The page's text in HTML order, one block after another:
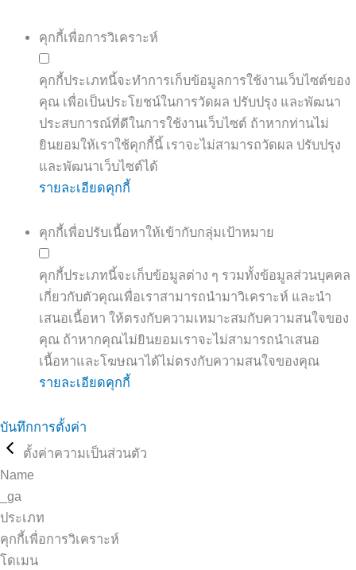
คุกกี้เพื่อการวิเคราะห์
คุกกี้ประเภทนี้จะทำการเก็บข้อมูลการใช้งานเว็บไซต์ของ
คุณ เพื่อเป็นประโยชน์ในการวัดผล ปรับปรุง และพัฒนา
ประสบการณ์ที่ดีในการใช้งานเว็บไซต์ ถ้าหากท่านไม่
ยินยอมให้เราใช้คุกกี้นี้ เราจะไม่สามารถวัดผล ปรับปรุง
และพัฒนาเว็บไซต์ได้
รายละเอียดคุกกี้
คุกกี้เพื่อปรับเนื้อหาให้เข้ากับกลุ่มเป้าหมาย
คุกกี้ประเภทนี้จะเก็บข้อมูลต่าง ๆ รวมทั้งข้อมูลส่วนบุคคล
เกี่ยวกับตัวคุณเพื่อเราสามารถนำมาวิเคราะห์ และนำ
เสนอเนื้อหา ให้ตรงกับความเหมาะสมกับความสนใจของ
คุณ ถ้าหากคุณไม่ยินยอมเราจะไม่สามารถนำเสนอ
เนื้อหาและโฆษณาได้ไม่ตรงกับความสนใจของคุณ
รายละเอียดคุกกี้
บันทึกการตั้งค่า
ตั้งค่าความเป็นส่วนตัว
Name
_ga
ประเภท
คุกกี้เพื่อการวิเคราะห์
โดเมน